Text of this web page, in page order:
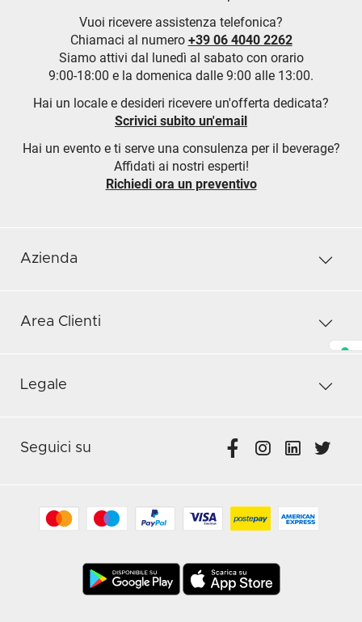
Vuoi ricevere assistenza telefonica?
Chiamaci al numero +39 06 4040 2262
Siamo attivi dal lunedì al sabato con orario
9:00-18:00 e la domenica dalle 9:00 alle 13:00.
Hai un locale e desideri ricevere un'offerta dedicata?
Scrivici subito un'email
Hai un evento e ti serve una consulenza per il beverage?
Affidati ai nostri esperti!
Richiedi ora un preventivo
Azienda
Area Clienti
Legale
Seguici su